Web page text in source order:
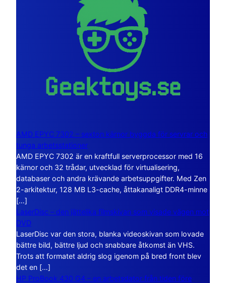
AMD EPYC 7302 – sexton kärnor byggda för servrar och
tunga arbetsstationer
AMD EPYC 7302 är en kraftfull serverprocessor med 16
kärnor och 32 trådar, utvecklad för virtualisering,
databaser och andra krävande arbetsuppgifter. Med Zen
2-arkitektur, 128 MB L3-cache, åttakanaligt DDR4-minne
[…]
LaserDisc – den jättelika filmskivan som visade vägen mot
DVD
LaserDisc var den stora, blanka videoskivan som lovade
bättre bild, bättre ljud och snabbare åtkomst än VHS.
Trots att formatet aldrig slog igenom på bred front blev
det en […]
HP ProBook 430 G4 – en arbetsdator från tiden före